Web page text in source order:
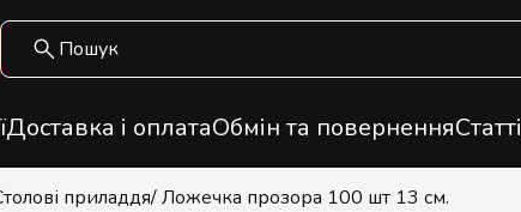
Доставка і оплатаОбмін та поверненняСтатті
приладдя/ Ложечка прозора 100 шт 13 см.